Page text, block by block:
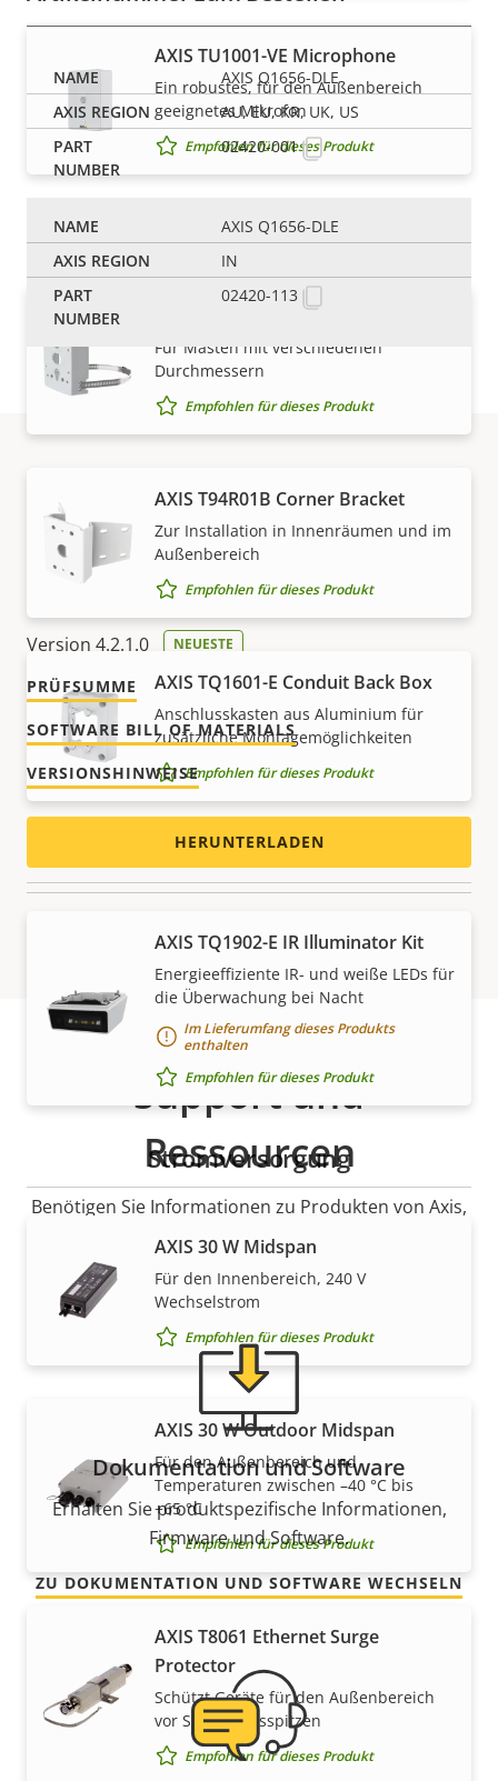
AXIS TU1001-VE Microphone
Ein robustes, für den Außenbereich
geeignetes Mikrofon
Empfohlen für dieses Produkt
Montagesätze
AXIS T91B47 Pole Mount
Für Masten mit verschiedenen
Durchmessern
Empfohlen für dieses Produkt
AXIS T94R01B Corner Bracket
Zur Installation in Innenräumen und im
Außenbereich
Empfohlen für dieses Produkt
AXIS TQ1601-E Conduit Back Box
Anschlusskasten aus Aluminium für
zusätzliche Montagemöglichkeiten
Empfohlen für dieses Produkt
Strahler
AXIS TQ1902-E IR Illuminator Kit
Energieeffiziente IR- und weiße LEDs für
die Überwachung bei Nacht
Im Lieferumfang dieses Produkts
enthalten
Empfohlen für dieses Produkt
Stromversorgung
AXIS 30 W Midspan
Für den Innenbereich, 240 V
Wechselstrom
Empfohlen für dieses Produkt
AXIS 30 W Outdoor Midspan
Für den Außenbereich und
Temperaturen zwischen –40 °C bis
+65 °C
Empfohlen für dieses Produkt
AXIS T8061 Ethernet Surge
Protector
Schützt Geräte für den Außenbereich
vor Spannungsspitzen
Empfohlen für dieses Produkt
AXIS Q1656-DLE
AU, EU, KR, UK, US
02420-001
AXIS Q1656-DLE
IN
02420-113
Herunterladen
AXIS Radar Autotracking for PTZ
Version 4.2.1.0 NEUESTE
PRÜFSUMME
SOFTWARE BILL OF MATERIALS
VERSIONSHINWEISE
HERUNTERLADEN
Support und
Ressourcen
Benötigen Sie Informationen zu Produkten von Axis,
Software oder Hilfe von einem unserer Experten?
Dokumentation und Software
Erhalten Sie produktspezifische Informationen,
Firmware und Software.
ZU DOKUMENTATION UND SOFTWARE WECHSELN